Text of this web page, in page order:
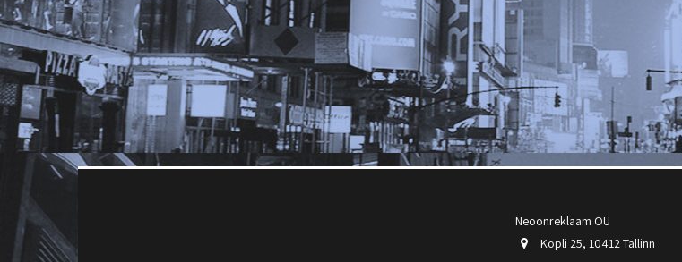
Neoonreklaam OÜ
Kopli 25, 10412 Tallinn